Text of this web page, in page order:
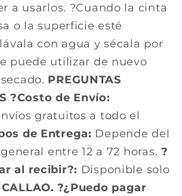
a usarlos. ?Cuando la cinta
o la superficie esté
con agua y sécala por
puede utilizar de nuevo
PREGUNTAS
?Costo de Envío:
gratuitos a todo el
de Entrega: Depende del
entre 12 a 72 horas. ?
al recibir?: Disponible solo
?¿Puedo pagar